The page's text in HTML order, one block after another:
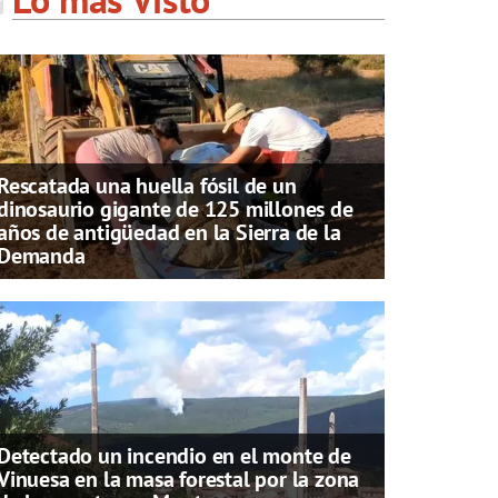
una huella fósil de un
gigante de 125 millones de
de antigüedad en la Sierra de la
un incendio en el monte de
en la masa forestal por la zona